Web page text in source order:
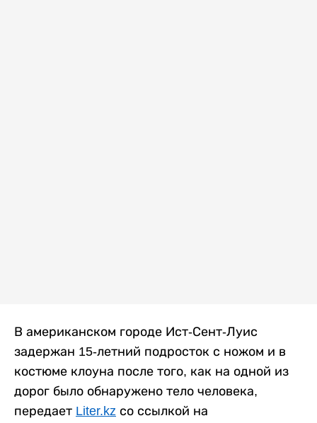
В американском городе Ист-Сент-Луис
задержан 15-летний подросток с ножом и в
костюме клоуна после того, как на одной из
дорог было обнаружено тело человека,
передает Liter.kz со ссылкой на